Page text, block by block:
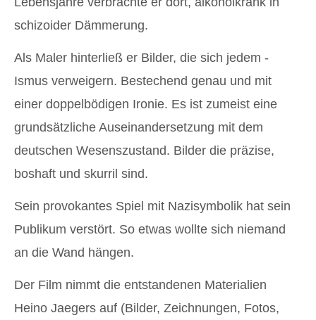
schizoider Dämmerung.
Als Maler hinterließ er Bilder, die sich jedem -
Ismus verweigern. Bestechend genau und mit
einer doppelbödigen Ironie. Es ist zumeist eine
grundsätzliche Auseinandersetzung mit dem
deutschen Wesenszustand. Bilder die präzise,
boshaft und skurril sind.
Sein provokantes Spiel mit Nazisymbolik hat sein
Publikum verstört. So etwas wollte sich niemand
an die Wand hängen.
Der Film nimmt die entstandenen Materialien
Heino Jaegers auf (Bilder, Zeichnungen, Fotos,